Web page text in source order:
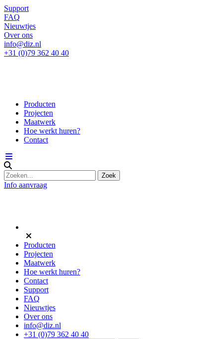
Support
FAQ
Nieuwtjes
Over ons
info@diz.nl
+31 (0)79 362 40 40
Producten
Projecten
Maatwerk
Hoe werkt huren?
Contact
Info aanvraag
Producten
Projecten
Maatwerk
Hoe werkt huren?
Contact
Support
FAQ
Nieuwtjes
Over ons
info@diz.nl
+31 (0)79 362 40 40